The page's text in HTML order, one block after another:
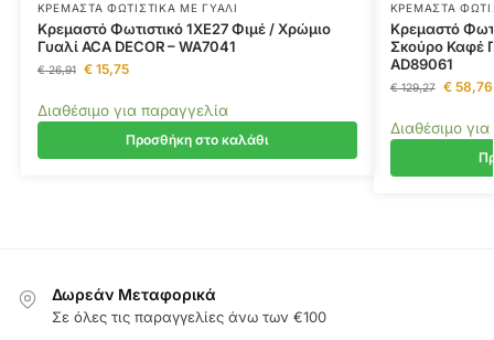
ΚΡΕΜΑΣΤΆ ΦΩΤΙΣΤΙΚΆ ΜΕ ΓΥΑΛΊ
Κρεμαστό Φωτιστικό 1ΧE27 Φιμέ / Χρώμιο
Γυαλί ACA DECOR – WA7041
€26,91 €15,75
Διαθέσιμο για παραγγελία
Προσθήκη στο καλάθι
ΚΡΕΜΑΣΤΆ
Κρεμαστό
Σκούρο Καφέ
AD89061
€129,27 €58,76
Διαθέσιμο
Δωρεάν Μεταφορικά
Σε όλες τις παραγγελίες άνω των €100